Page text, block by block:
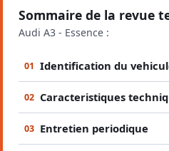
Sommaire de la revue
Audi A3 - Essence :
01 Identification du
02 Caracteristiques
03 Entretien periodique